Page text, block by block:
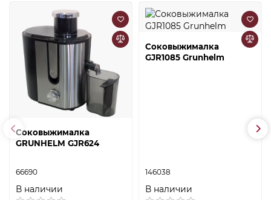
Соковыжималка
GRUNHELM GJR624
66690
В наличии
Соковыжималка
GJR1085 Grunhelm
146038
В наличии